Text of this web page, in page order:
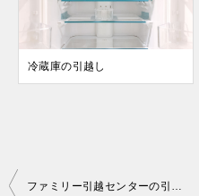
冷蔵庫の引越し
投
ファミリー引越センターの引越し見積もり料金を安くする方法